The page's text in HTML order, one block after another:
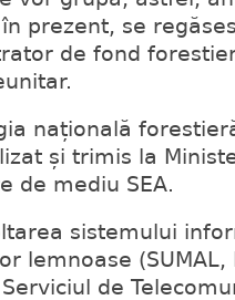
prezent, se
de fond
națională
și trimis la
de mediu SEA.
sistemului
lemnoase (SUMAL,
de